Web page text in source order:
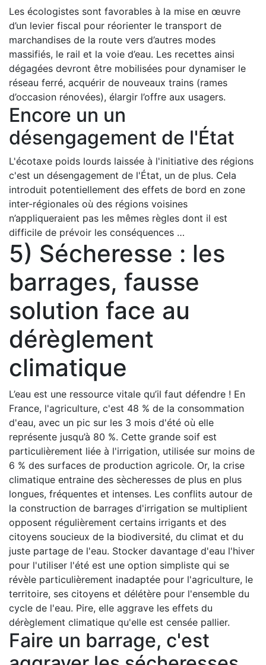
Les écologistes sont favorables à la mise en œuvre
d’un levier fiscal pour réorienter le transport de
marchandises de la route vers d’autres modes
massifiés, le rail et la voie d’eau. Les recettes ainsi
dégagées devront être mobilisées pour dynamiser le
réseau ferré, acquérir de nouveaux trains (rames
d’occasion rénovées), élargir l’offre aux usagers.
Encore un un
désengagement de l'État
L'écotaxe poids lourds laissée à l'initiative des régions
c'est un désengagement de l'État, un de plus. Cela
introduit potentiellement des effets de bord en zone
inter-régionales où des régions voisines
n’appliqueraient pas les mêmes règles dont il est
difficile de prévoir les conséquences …
5) Sécheresse : les
barrages, fausse
solution face au
dérèglement
climatique
L’eau est une ressource vitale qu’il faut défendre ! En
France, l'agriculture, c'est 48 % de la consommation
d'eau, avec un pic sur les 3 mois d'été où elle
représente jusqu’à 80 %. Cette grande soif est
particulièrement liée à l'irrigation, utilisée sur moins de
6 % des surfaces de production agricole. Or, la crise
climatique entraine des sècheresses de plus en plus
longues, fréquentes et intenses. Les conflits autour de
la construction de barrages d'irrigation se multiplient
opposent régulièrement certains irrigants et des
citoyens soucieux de la biodiversité, du climat et du
juste partage de l'eau. Stocker davantage d'eau l'hiver
pour l'utiliser l'été est une option simpliste qui se
révèle particulièrement inadaptée pour l'agriculture, le
territoire, ses citoyens et délétère pour l'ensemble du
cycle de l'eau. Pire, elle aggrave les effets du
dérèglement climatique qu'elle est censée pallier.
Faire un barrage, c'est